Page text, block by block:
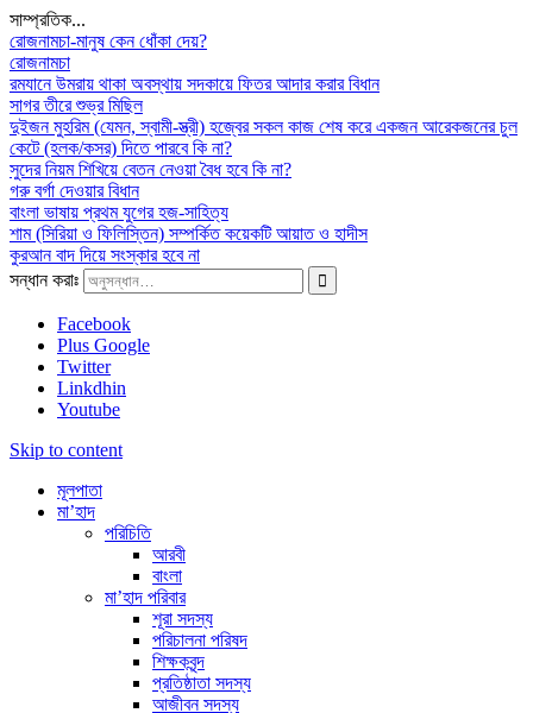
সাম্প্রতিক...
রোজনামচা-মানুষ কেন ধোঁকা দেয়?
রোজনামচা
রমযানে উমরায় থাকা অবস্থায় সদকায়ে ফিতর আদার করার বিধান
সাগর তীরে শুভ্র মিছিল
দুইজন মুহরিম (যেমন, স্বামী-স্ত্রী) হজ্বের সকল কাজ শেষ করে একজন আরেকজনের চুল
কেটে (হলক/কসর) দিতে পারবে কি না?
সুদের নিয়ম শিখিয়ে বেতন নেওয়া বৈধ হবে কি না?
গরু বর্গা দেওয়ার বিধান
বাংলা ভাষায় প্রথম যুগের হজ-সাহিত্য
শাম (সিরিয়া ও ফিলিস্তিন) সম্পর্কিত কয়েকটি আয়াত ও হাদীস
কুরআন বাদ দিয়ে সংস্কার হবে না
সন্ধান করাঃ
Facebook
Plus Google
Twitter
Linkdhin
Youtube
Skip to content
মূলপাতা
মা’হাদ
পরিচিতি
আরবী
বাংলা
মা’হাদ পরিবার
শূরা সদস্য
পরিচালনা পরিষদ
শিক্ষকবৃন্দ
প্রতিষ্ঠাতা সদস্য
আজীবন সদস্য